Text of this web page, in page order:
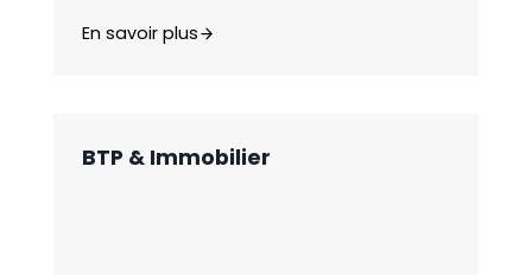
En savoir plus
BTP & Immobilier